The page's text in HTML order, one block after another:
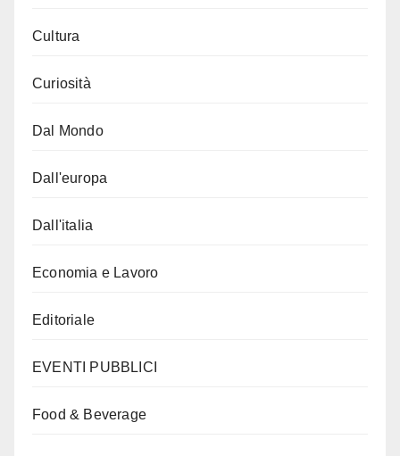
Cultura
Curiosità
Dal Mondo
Dall'europa
Dall'italia
Economia e Lavoro
Editoriale
EVENTI PUBBLICI
Food & Beverage